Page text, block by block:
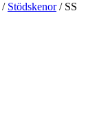
/ Stödskenor/ SS